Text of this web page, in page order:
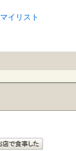
マイリスト